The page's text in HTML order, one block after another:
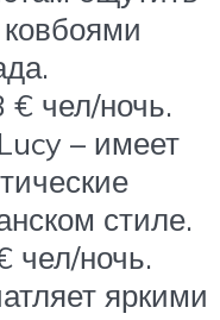
€ чел/ночь.
– имеет
стиле.
чел/ночь.
яркими